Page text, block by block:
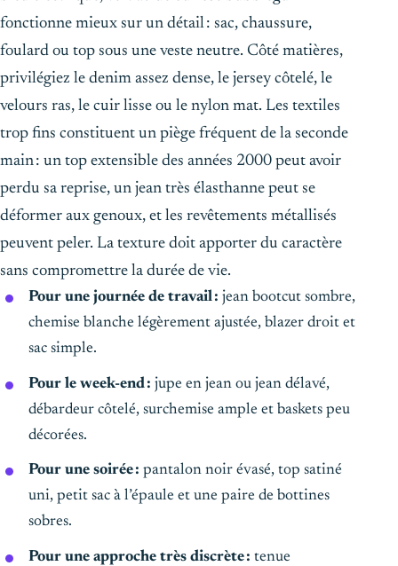
fonctionne mieux sur un détail : sac, chaussure,
foulard ou top sous une veste neutre. Côté matières,
privilégiez le denim assez dense, le jersey côtelé, le
velours ras, le cuir lisse ou le nylon mat. Les textiles
trop fins constituent un piège fréquent de la seconde
main : un top extensible des années 2000 peut avoir
perdu sa reprise, un jean très élasthanne peut se
déformer aux genoux, et les revêtements métallisés
peuvent peler. La texture doit apporter du caractère
sans compromettre la durée de vie.
Pour une journée de travail : jean bootcut sombre,
chemise blanche légèrement ajustée, blazer droit et
sac simple.
Pour le week-end : jupe en jean ou jean délavé,
débardeur côtelé, surchemise ample et baskets peu
décorées.
Pour une soirée : pantalon noir évasé, top satiné
uni, petit sac à l’épaule et une paire de bottines
sobres.
Pour une approche très discrète : tenue